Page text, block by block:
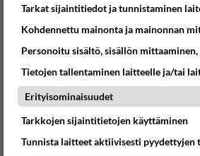
tietty voit vaihdellä
Äänestä
Tarkat sijaintitiedot ja tunnistaminen
Kohdennettu mainonta ja mainonnan
Personoitu sisältö, sisällön
Tietojen tallentaminen laitteelle ja/tai
Erityisominaisuudet
Tarkkojen sijaintitietojen käyttäminen
Tunnista laitteet aktiivisesti pyydettyjen